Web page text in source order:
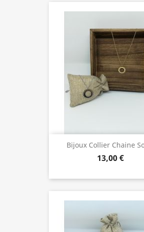
Bijoux Collier Chaine
13,00 €